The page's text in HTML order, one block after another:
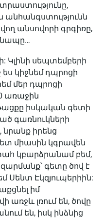
անհանգստությունն
անսովորի գրգիռը,
Կլինի սեպտեմբերի
կիջնեմ դպրոցի
մեր դպրոցի
առաջին
իսկական գետի
գառնուկների
նրանք իրենց
միասին կգրավեն
կբարձրանամ բեմ,
գետը ծով է
Սենտ Էկզյուպերիին:
իմ
առջև լռում են, ծովը
են, իսկ ինձնից